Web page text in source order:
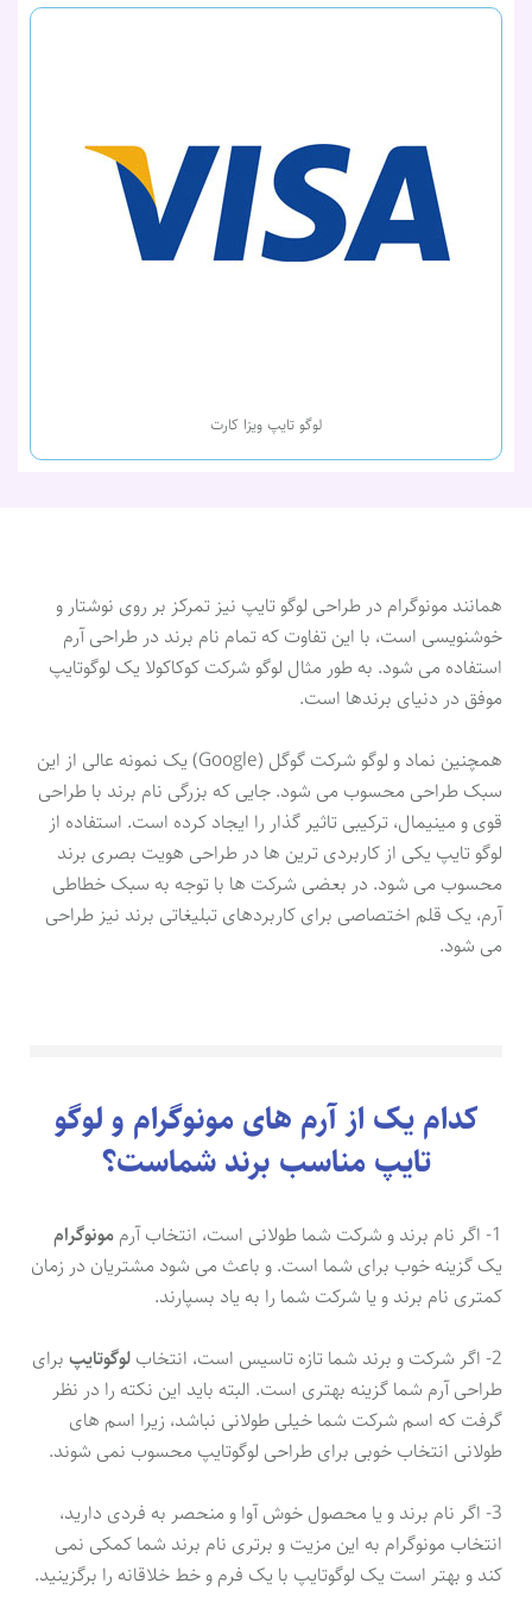
لوگو تایپ ویزا کارت
همانند مونوگرام در طراحی لوگو تایپ نیز تمرکز بر روی نوشتار و
خوشنویسی است، با این تفاوت که تمام نام برند در طراحی آرم
استفاده می شود. به طور مثال لوگو شرکت کوکاکولا یک لوگوتایپ
موفق در دنیای برندها است.
همچنین نماد و لوگو شرکت گوگل (Google) یک نمونه عالی از این
سبک طراحی محسوب می شود. جایی که بزرگی نام برند با طراحی
قوی و مینیمال، ترکیبی تاثیر گذار را ایجاد کرده است. استفاده از
لوگو تایپ یکی از کاربردی ترین ها در طراحی هویت بصری برند
محسوب می شود. در بعضی شرکت ها با توجه به سبک خطاطی
آرم، یک قلم اختصاصی برای کاربردهای تبلیغاتی برند نیز طراحی
می شود.
کدام یک از آرم های مونوگرام و لوگو
تایپ مناسب برند شماست؟
1- اگر نام برند و شرکت شما طولانی است، انتخاب آرم
مونوگرام
یک گزینه خوب برای شما است. و باعث می شود مشتریان در زمان
کمتری نام برند و یا شرکت شما را به یاد بسپارند.
2- اگر شرکت و برند شما تازه تاسیس است، انتخاب لوگوتایپ برای
طراحی آرم شما گزینه بهتری است. البته باید این نکته را در نظر
گرفت که اسم شرکت شما خیلی طولانی نباشد، زیرا اسم های
طولانی انتخاب خوبی برای طراحی لوگوتایپ محسوب نمی شوند.
3- اگر نام برند و یا محصول خوش آوا و منحصر به فردی دارید،
انتخاب مونوگرام به این مزیت و برتری نام برند شما کمکی نمی
کند و بهتر است یک لوگوتایپ با یک فرم و خط خلاقانه را برگزینید.